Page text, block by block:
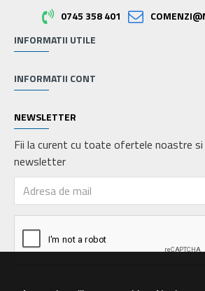
0745 358 401
INFORMATII UTILE
INFORMATII CONT
NEWSLETTER
Fii la curent cu toate ofertele noastre
newsletter